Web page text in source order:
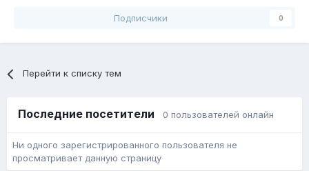
Подписчики 0
Перейти к списку тем
Последние посетители 0 пользователей онлайн
Ни одного зарегистрированного пользователя не
просматривает данную страницу